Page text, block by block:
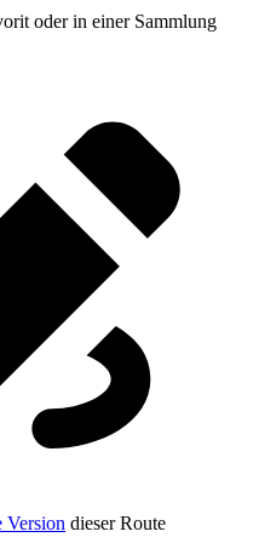
oder in einer Sammlung
Version dieser Route